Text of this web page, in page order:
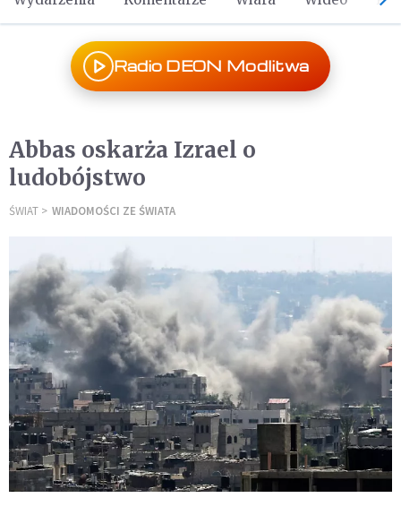
Radio DEON Modlitwa
Abbas oskarża Izrael o
ludobójstwo
ŚWIAT WIADOMOŚCI ZE ŚWIATA